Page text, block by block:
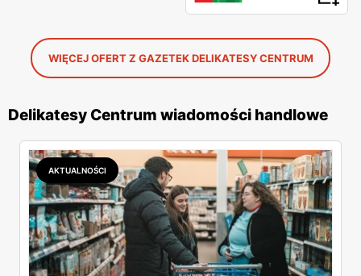
WIĘCEJ OFERT Z GAZETEK DELIKATESY CENTRUM
Delikatesy Centrum wiadomości handlowe
AKTUALNOŚCI